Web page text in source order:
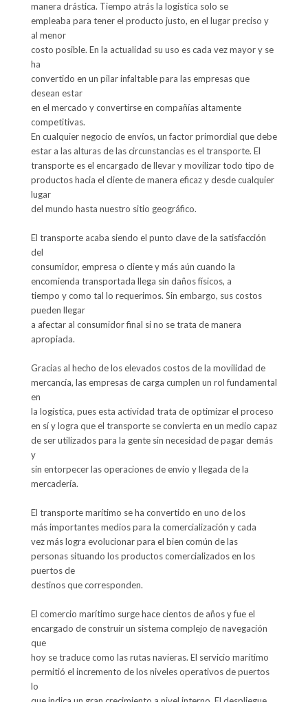
manera drástica. Tiempo atrás la logística solo se
empleaba para tener el producto justo, en el lugar preciso y
al menor
costo posible. En la actualidad su uso es cada vez mayor y se
ha
convertido en un pilar infaltable para las empresas que
desean estar
en el mercado y convertirse en compañías altamente
competitivas.
En cualquier negocio de envíos, un factor primordial que debe
estar a las alturas de las circunstancias es el transporte. El
transporte es el encargado de llevar y movilizar todo tipo de
productos hacia el cliente de manera eficaz y desde cualquier
lugar
del mundo hasta nuestro sitio geográfico.
El transporte acaba siendo el punto clave de la satisfacción
del
consumidor, empresa o cliente y más aún cuando la
encomienda transportada llega sin daños físicos, a
tiempo y como tal lo requerimos. Sin embargo, sus costos
pueden llegar
a afectar al consumidor final si no se trata de manera
apropiada.
Gracias al hecho de los elevados costos de la movilidad de
mercancía, las empresas de carga cumplen un rol fundamental
en
la logística, pues esta actividad trata de optimizar el proceso
en sí y logra que el transporte se convierta en un medio capaz
de ser utilizados para la gente sin necesidad de pagar demás
y
sin entorpecer las operaciones de envío y llegada de la
mercadería.
El transporte marítimo se ha convertido en uno de los
más importantes medios para la comercialización y cada
vez más logra evolucionar para el bien común de las
personas situando los productos comercializados en los
puertos de
destinos que corresponden.
El comercio marítimo surge hace cientos de años y fue el
encargado de construir un sistema complejo de navegación
que
hoy se traduce como las rutas navieras. El servicio marítimo
permitió el incremento de los niveles operativos de puertos
lo